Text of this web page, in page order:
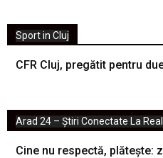
Sport in Cluj
CFR Cluj, pregătit pentru
Arad 24 – Știri Conectate La
Cine nu respectă, plătește: